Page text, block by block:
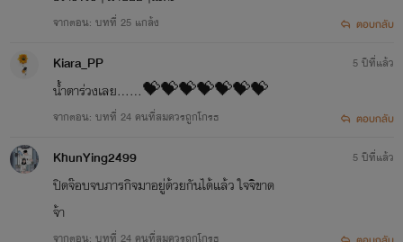
จากตอน: บทที่ 25 แกล้ง ตอบกลับ
Kiara_PP
น้ำตาร่วงเลย......💝💝💝💝💝💝💝
จากตอน: บทที่ 24 คนที่สมควรถูกโกรธ
5 ปีที่แล้ว
ตอบกลับ
KhunYing2499
ปิดจ๊อบจบภารกิจมาอยู่ด้วยกันได้แล้ว ใจจิขาด
จ้า
จากตอน: บทที่ 24 คนที่สมควรถูกโกรธ
5 ปีที่แล้ว